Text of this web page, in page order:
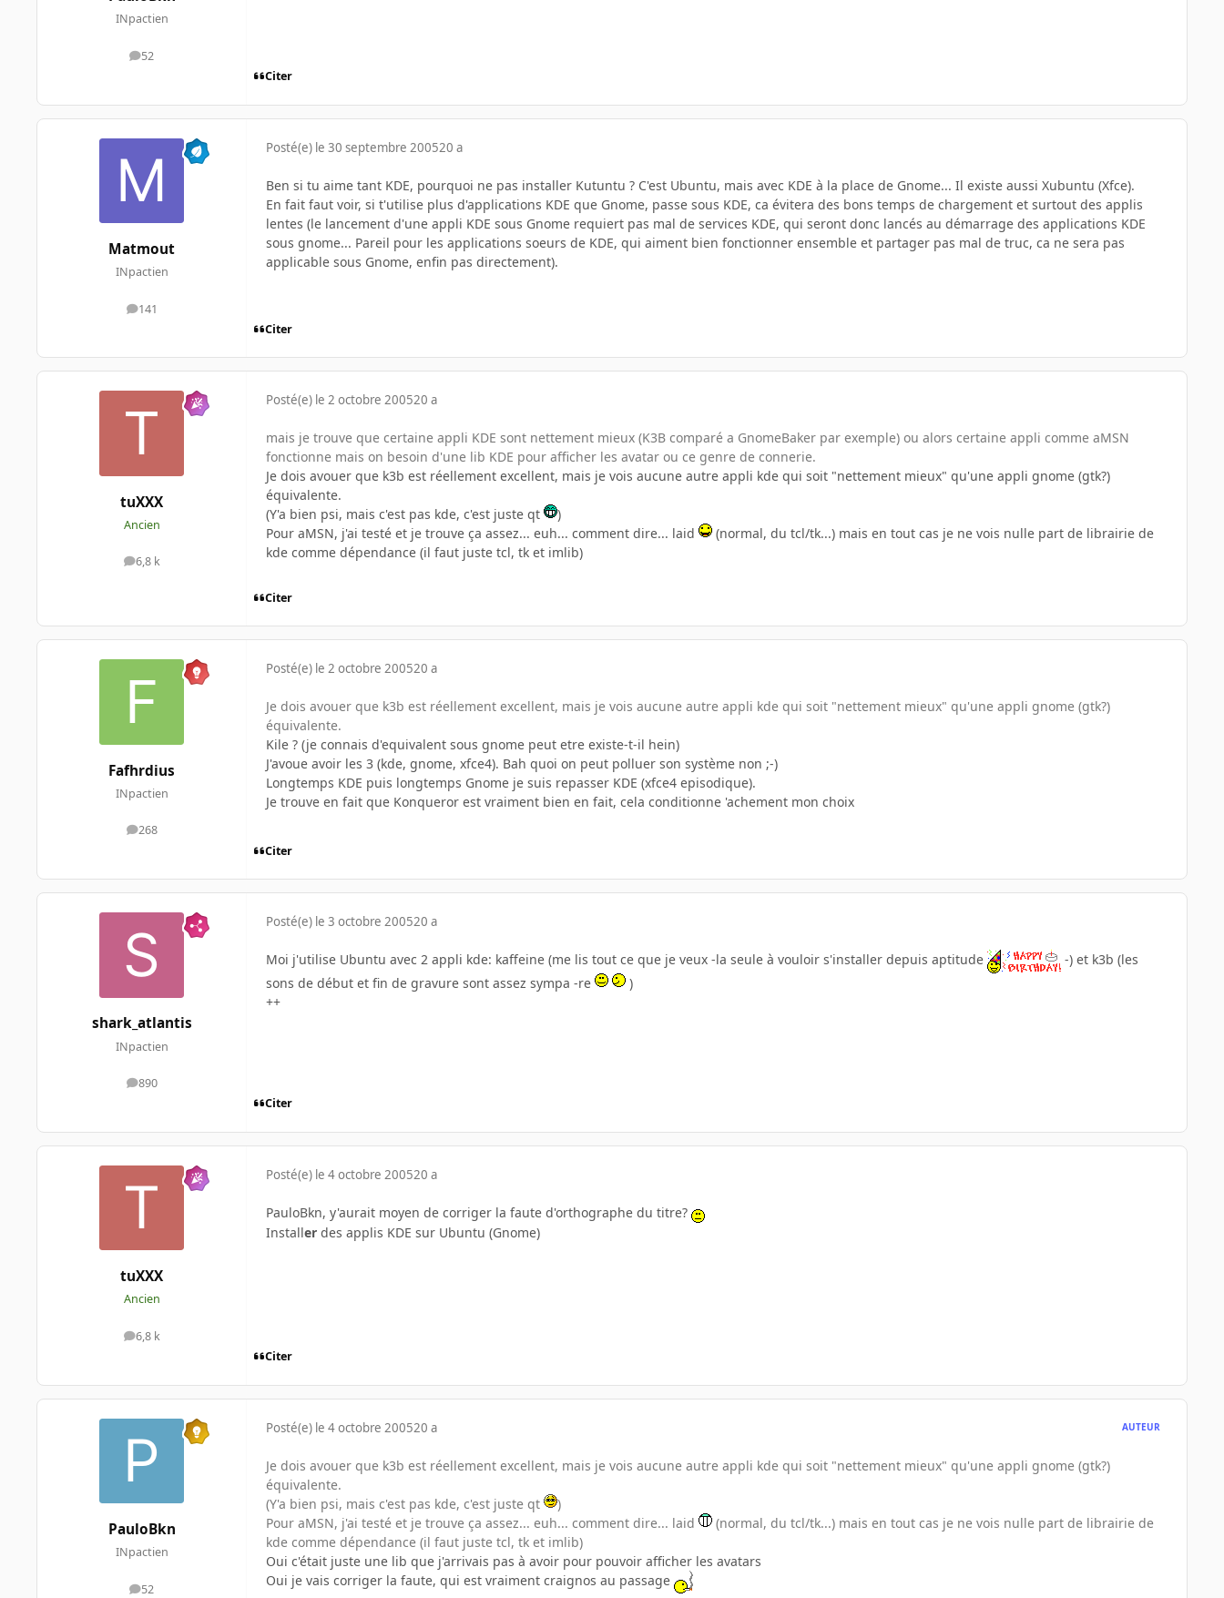
INpactien
52
messages
Citer
Matmout
INpactien
141
messages
Posté(e) le 30 septembre 200520 a
Ben si tu aime tant KDE, pourquoi ne pas installer Kutuntu ? C'est Ubuntu, mais avec KDE à la place de Gnome... Il existe aussi Xubuntu (Xfce).
En fait faut voir, si t'utilise plus d'applications KDE que Gnome, passe sous KDE, ca évitera des bons temps de chargement et surtout des applis
lentes (le lancement d'une appli KDE sous Gnome requiert pas mal de services KDE, qui seront donc lancés au démarrage des applications KDE
sous gnome... Pareil pour les applications soeurs de KDE, qui aiment bien fonctionner ensemble et partager pas mal de truc, ca ne sera pas
applicable sous Gnome, enfin pas directement).
Citer
tuXXX
Ancien
6,8 k
messages
Posté(e) le 2 octobre 200520 a
mais je trouve que certaine appli KDE sont nettement mieux (K3B comparé a GnomeBaker par exemple) ou alors certaine appli comme aMSN
fonctionne mais on besoin d'une lib KDE pour afficher les avatar ou ce genre de connerie.
Je dois avouer que k3b est réellement excellent, mais je vois aucune autre appli kde qui soit "nettement mieux" qu'une appli gnome (gtk?)
équivalente.
(Y'a bien psi, mais c'est pas kde, c'est juste qt
)
Pour aMSN, j'ai testé et je trouve ça assez... euh... comment dire... laid
(normal, du tcl/tk...) mais en tout cas je ne vois nulle part de librairie de
kde comme dépendance (il faut juste tcl, tk et imlib)
Citer
Fafhrdius
INpactien
268
messages
Posté(e) le 2 octobre 200520 a
Je dois avouer que k3b est réellement excellent, mais je vois aucune autre appli kde qui soit "nettement mieux" qu'une appli gnome (gtk?)
équivalente.
Kile ? (je connais d'equivalent sous gnome peut etre existe-t-il hein)
J'avoue avoir les 3 (kde, gnome, xfce4). Bah quoi on peut polluer son système non ;-)
Longtemps KDE puis longtemps Gnome je suis repasser KDE (xfce4 episodique).
Je trouve en fait que Konqueror est vraiment bien en fait, cela conditionne 'achement mon choix
Citer
shark_atlantis
INpactien
890
messages
Posté(e) le 3 octobre 200520 a
Moi j'utilise Ubuntu avec 2 appli kde: kaffeine (me lis tout ce que je veux -la seule à vouloir s'installer depuis aptitude
-) et k3b (les
sons de début et fin de gravure sont assez sympa -re
)
++
Citer
tuXXX
Ancien
6,8 k
messages
Posté(e) le 4 octobre 200520 a
PauloBkn, y'aurait moyen de corriger la faute d'orthographe du titre?
Installer des applis KDE sur Ubuntu (Gnome)
Citer
PauloBkn
INpactien
52
messages
Posté(e) le 4 octobre 200520 a AUTEUR
Je dois avouer que k3b est réellement excellent, mais je vois aucune autre appli kde qui soit "nettement mieux" qu'une appli gnome (gtk?)
équivalente.
(Y'a bien psi, mais c'est pas kde, c'est juste qt
)
Pour aMSN, j'ai testé et je trouve ça assez... euh... comment dire... laid
(normal, du tcl/tk...) mais en tout cas je ne vois nulle part de librairie de
kde comme dépendance (il faut juste tcl, tk et imlib)
Oui c'était juste une lib que j'arrivais pas à avoir pour pouvoir afficher les avatars
Oui je vais corriger la faute, qui est vraiment craignos au passage